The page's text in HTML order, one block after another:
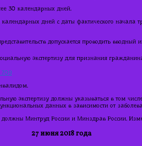
30 календарных дней.
дней с даты фактического начала
допускается проводить вводный
экспертизу для признания
709
экспертизу должны указываться в том
данных в зависимости от
Минтруд России и Минздрав России.
27 июня 2018 года